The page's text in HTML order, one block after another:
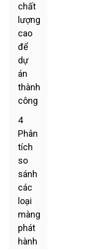
chất
lượng
cao
để
dự
án
thành
công
4
Phân
tích
so
sánh
các
loại
màng
phát
hành